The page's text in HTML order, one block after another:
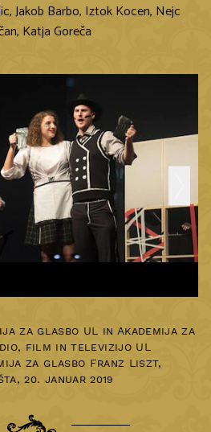
Jakob Barbo, Iztok Kocen, Nejc
Katja Goreča
za glasbo UL in Akademija za
film in televizijo UL
za glasbo Franz Liszt,
,20. januar 2019